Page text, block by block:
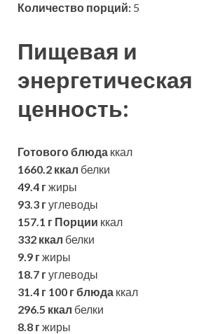
Количество порций: 5
Пищевая и
энергетическая
ценность:
Готового блюда ккал
1660.2 ккал белки
49.4 гжиры
93.3 гуглеводы
157.1 г Порции ккал
332 ккал белки
9.9 гжиры
18.7 гуглеводы
31.4 г 100 г блюда ккал
296.5 ккал белки
8.8 гжиры